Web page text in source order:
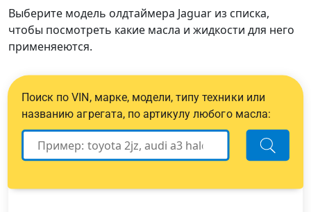
Выберите модель олдтаймера Jaguar из списка,
чтобы посмотреть какие масла и жидкости для него
применяеются.
Поиск по VIN, марке, модели, типу техники или
названию агрегата, по артикулу любого масла: